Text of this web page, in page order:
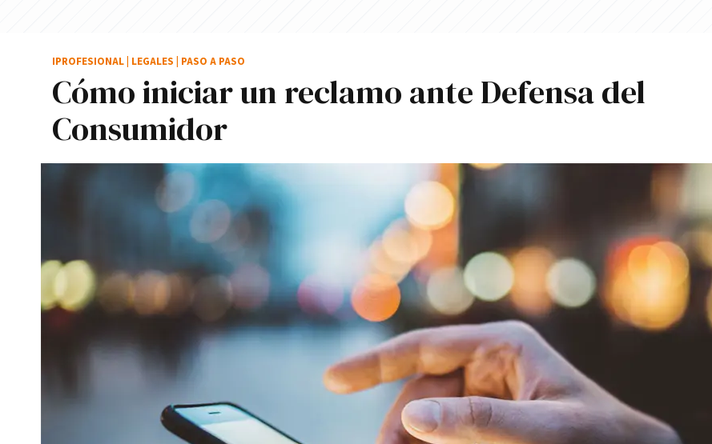
Cómo iniciar un reclamo ante Defensa del
Consumidor
IPROFESIONAL LEGALES PASO A PASO